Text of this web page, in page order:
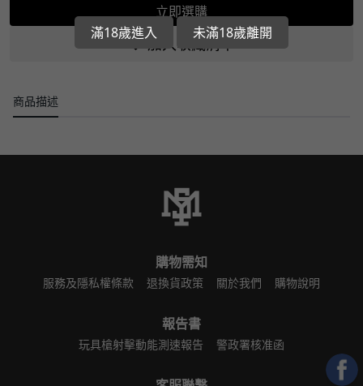
立即選購
加入收藏清單
商品描述
購物需知
服務及隱私權條款 退換貨政策 關於我們 購物說明
報告書
玩具槍射擊動能測速報告 警政署核准函
滿18歲進入 未滿18歲離開